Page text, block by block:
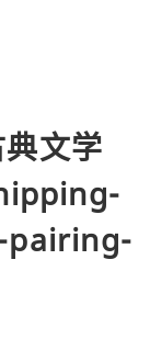
文学
pairing-